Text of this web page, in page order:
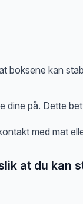
boksene kan
dine på. Dette
med mat
at du kan